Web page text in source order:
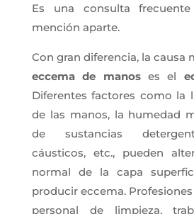
Es una consulta
mención aparte.
Con gran diferencia, la causa
eccema de manoses el
Diferentes factores como la
de las manos, la humedad
de sustancias
cáusticos, etc., pueden
normal de la capa
producir eccema.
personal de limpieza,